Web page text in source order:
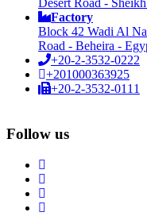
Desert Road -
Factory
Block 42 Wadi Al
Road - Beheira -
+20-2-3532-0222
+201000363925
+20-2-3532-0111
Follow us